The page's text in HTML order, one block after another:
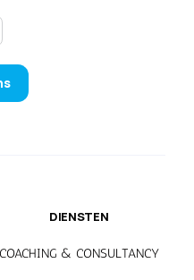
DIENSTEN
COACHING & CONSULTANCY